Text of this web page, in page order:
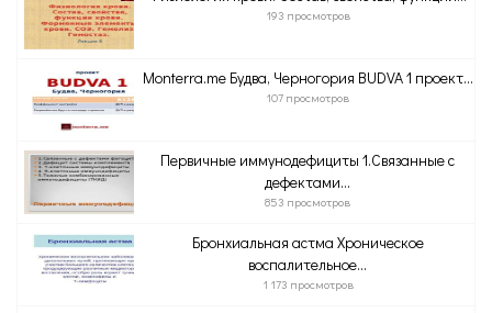
193 просмотров
Monterra.me Будва, Черногория BUDVA 1 проект...
107 просмотров
Первичные иммунодефициты 1.Связанные с
дефектами...
853 просмотров
Бронхиальная астма Хроническое
воспалительное...
1 173 просмотров